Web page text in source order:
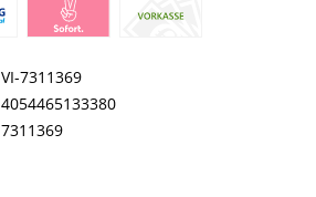
VI-7311369
4054465133380
7311369